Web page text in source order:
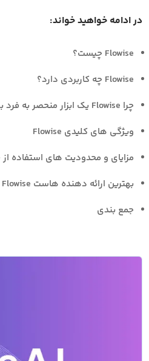
در ادامه خواهید خواند:
Flowise چیست؟
Flowise چه کاربردی دارد؟
چرا Flowise یک ابزار منحصر به فرد برای توسعه هوش مصنوعی است؟
ویژگی های کلیدی Flowise
مزایای و محدودیت های استفاده از Flowise
بهترین ارائه دهنده هاست Flowise
جمع بندی